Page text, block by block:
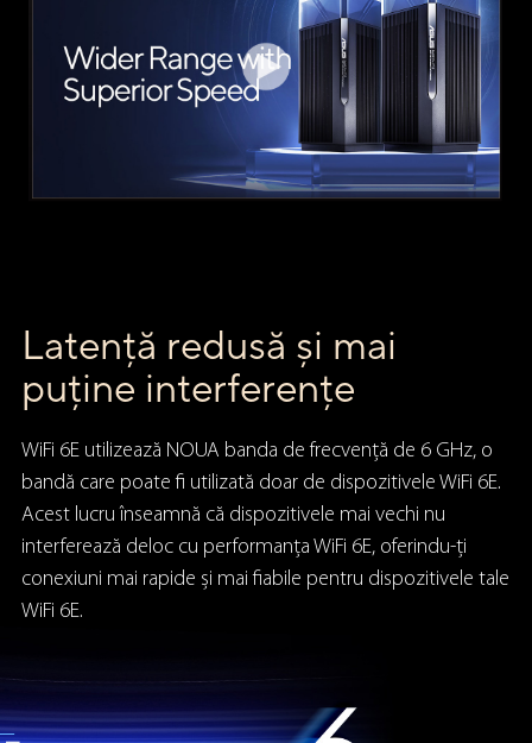
Latență redusă și mai
puține interferențe
WiFi 6E utilizează NOUA banda de frecvență de 6 GHz, o
bandă care poate fi utilizată doar de dispozitivele WiFi 6E.
Acest lucru înseamnă că dispozitivele mai vechi nu
interferează deloc cu performanța WiFi 6E, oferindu-ți
conexiuni mai rapide și mai fiabile pentru dispozitivele tale
WiFi 6E.